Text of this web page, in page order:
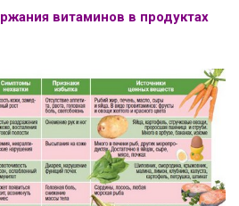
витаминов в продуктах